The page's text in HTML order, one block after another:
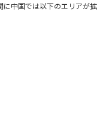
中国では以下のエリアが拡